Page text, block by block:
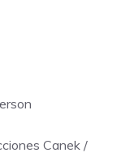
Canek /